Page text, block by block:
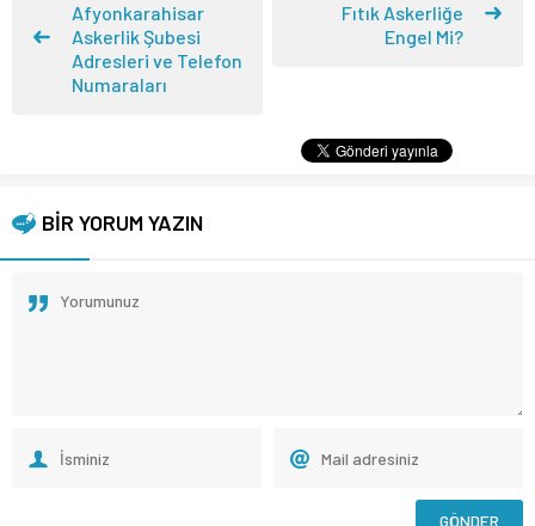
Afyonkarahisar
Askerlik Şubesi
Adresleri ve Telefon
Numaraları
Fıtık Askerliğe
Engel Mi?
BİR YORUM YAZIN